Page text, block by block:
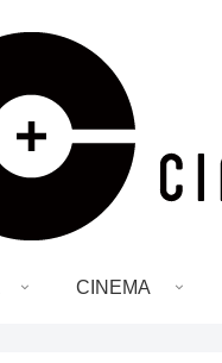
CINEMA